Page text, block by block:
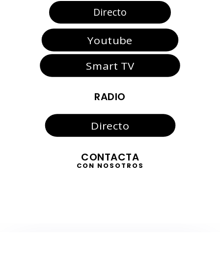
Directo
Youtube
Smart TV
RADIO
Directo
CONTACTA
CON NOSOTROS